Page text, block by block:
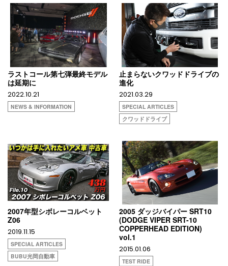
ラストコール第七弾最終モデル
は延期に
2022.10.21
NEWS & INFORMATION
止まらないクワッドドライブの
進化
2021.03.29
SPECIAL ARTICLES
クワッドドライブ
2007年型シボレーコルベット
Z06
2019.11.15
SPECIAL ARTICLES
BUBU光岡自動車
2005 ダッジバイパー SRT10
(DODGE VIPER SRT-10
COPPERHEAD EDITION)
vol.1
2015.01.06
TEST RIDE